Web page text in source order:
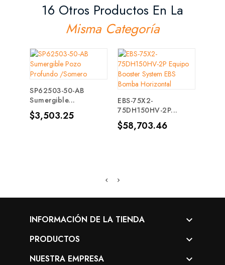
16 Otros Productos En La
Misma Categoría
SP62503-50-AB
Sumergible...
Precio
$3,503.25
EBS-75X2-
75DH150HV-2P...
Precio
$58,703.46
INFORMACIÓN DE LA TIENDA 
PRODUCTOS 
NUESTRA EMPRESA 